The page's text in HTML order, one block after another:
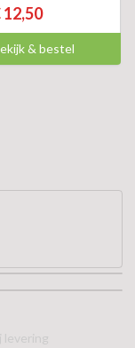
12,50
& bestel
levering